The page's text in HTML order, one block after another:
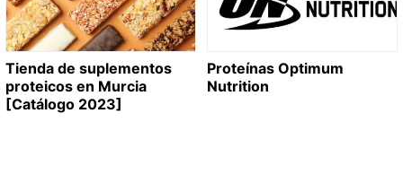
Tienda de suplementos
proteicos en Murcia
[Catálogo 2023]
Proteínas Optimum
Nutrition